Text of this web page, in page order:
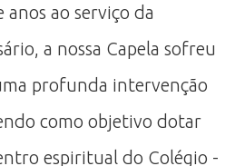
ao serviço da
a nossa Capela sofreu
profunda intervenção
como objetivo dotar
espiritual do Colégio -